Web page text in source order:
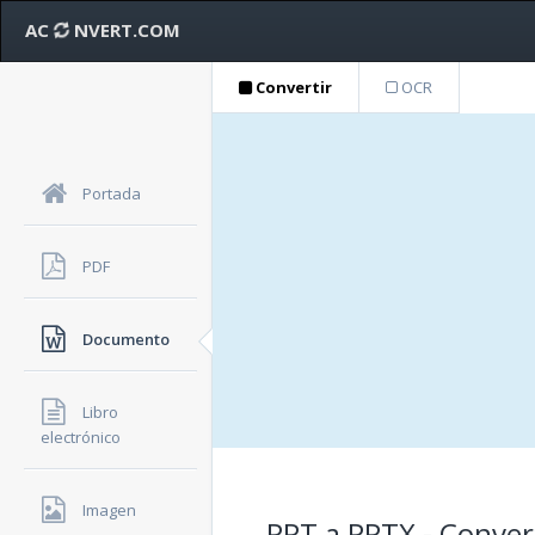
AC NVERT.COM
Portada
PDF
Documento
Libro
electrónico
Imagen
Convertir OCR